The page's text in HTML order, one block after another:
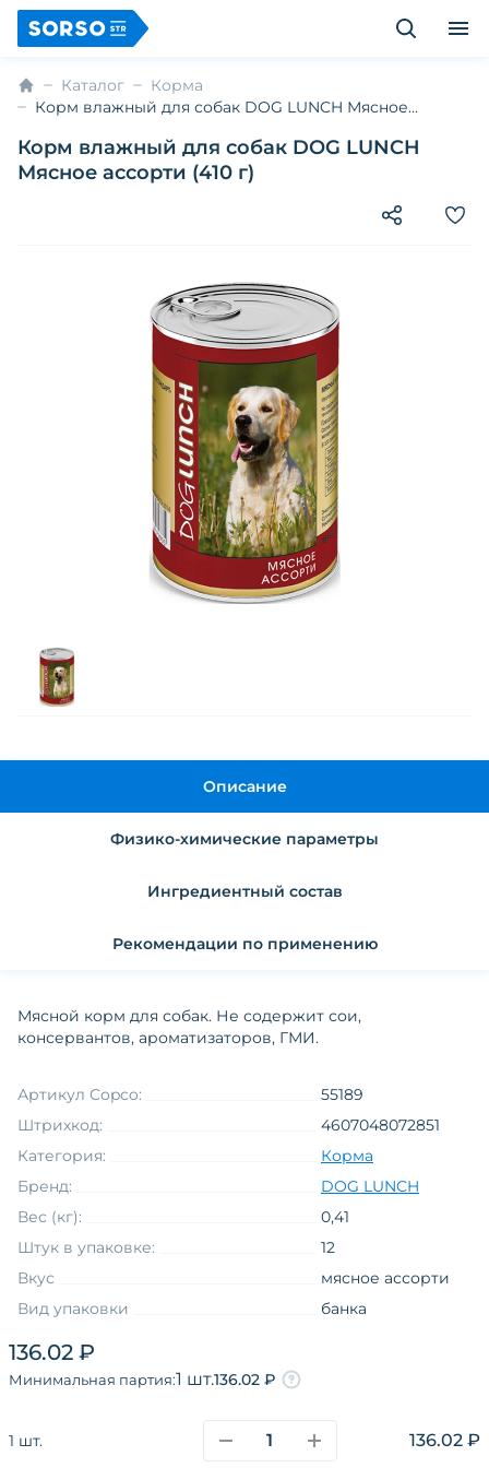
Каталог
Корма
Корм влажный для собак DOG LUNCH Мясное
Корм влажный для собак DOG LUNCH
Мясное ассорти (410 г)
136.02 ₽
Минимальная партия:1 шт.136.02 ₽
1 шт. 136.02 ₽
Описание
Физико-химические параметры
Ингредиентный состав
Рекомендации по применению
Мясной корм для собак. Не содержит сои,
консервантов, ароматизаторов, ГМИ.
Артикул Copco:
55189
Штрихкод:
4607048072851
Категория:
Корма
Бренд:
DOG LUNCH
Вес (кг):
0,41
Штук в упаковке:
12
Вкус
мясное ассорти
Вид упаковки
банка
Линия торговой марки на языке
оригинала
Товарная группа
Вкус
субпродукты